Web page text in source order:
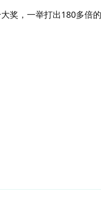
奖，一举打出180多倍